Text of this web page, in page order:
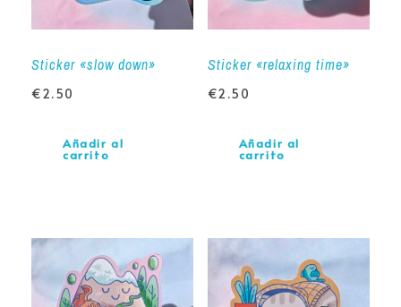
Sticker «slow down»
€2.50
Añadir al
carrito
Sticker «relaxing time»
€2.50
Añadir al
carrito